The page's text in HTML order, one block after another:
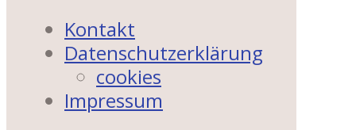
Kontakt
Datenschutzerklärung
cookies
Impressum